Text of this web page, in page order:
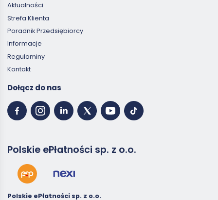
Aktualności
Strefa Klienta
Poradnik Przedsiębiorcy
Informacje
Regulaminy
Kontakt
Dołącz do nas
Polskie ePłatności sp. z o.o.
Polskie ePłatności sp. z o.o.